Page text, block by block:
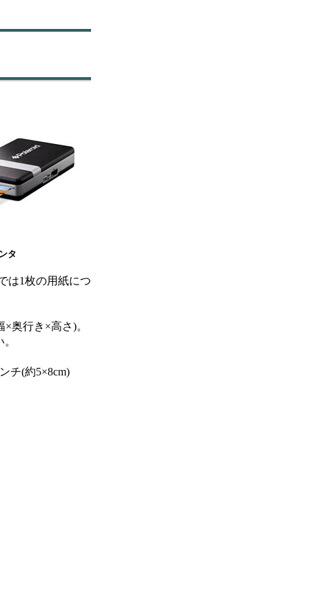
タ
は1枚の用紙につ
奥行き×高さ)。
チ(約5×8cm)